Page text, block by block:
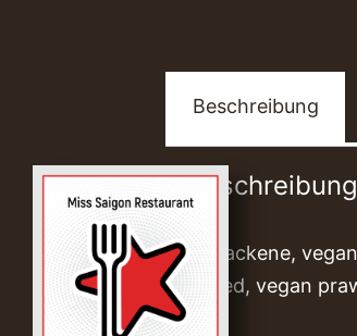
Beschreibung
Beschreibung
Gebackene,
Baked, vegan